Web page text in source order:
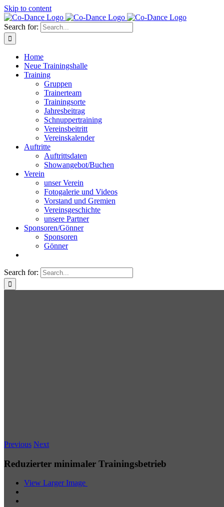
Skip to content
Search for:
Home
Neue Trainingshalle
Training
Gruppen
Trainerteam
Trainingsorte
Jahresbeitrag
Schnuppertraining
Vereinsbeitritt
Vereinskalender
Auftritte
Auftrittsdaten
Showangebot/Buchen
Verein
unser Verein
Fotogalerie und Videos
Vorstand und Gremien
Vereinsgeschichte
unsere Partner
Sponsoren/Gönner
Sponsoren
Gönner
Search for:
Previous Next
Reduzierter minimaler Trainingsbetrieb
View Larger Image